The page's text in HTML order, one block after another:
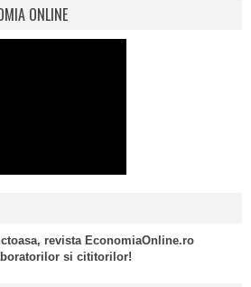
ONLINE
revista EconomiaOnline.ro
si cititorilor!